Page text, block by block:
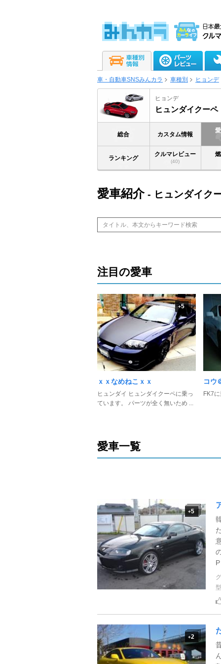
車・自動車SNSみんカラ 車種別 ヒョンデ
ヒョンデ
ヒュンダイクーペ
総合 カスタム情報
ランキング
クルマレビュー
(40)
愛車紹介- ヒュンダイク
注目の愛車
+5
ｘｘなめねこｘｘ
ヒュンダイ ヒュンダイクーペに乗っ
ています。 パーツが全く無いため ...
コウ
FK7
愛車一覧
+5
+2